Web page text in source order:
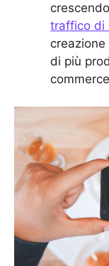
traffico di
di più